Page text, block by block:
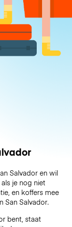
Salvador en wil
je nog niet
en koffers mee
San Salvador.
bent, staat